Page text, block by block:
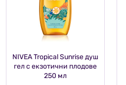
NIVEA Tropical Sunrise душ
гел с екзотични плодове
250 мл